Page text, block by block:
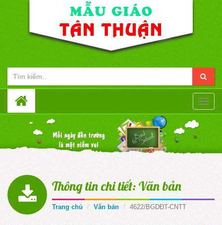
Toggle
Thông tin chi tiết: Văn bản
Trang chủ Văn bản 4622/BGDĐT-CNTT